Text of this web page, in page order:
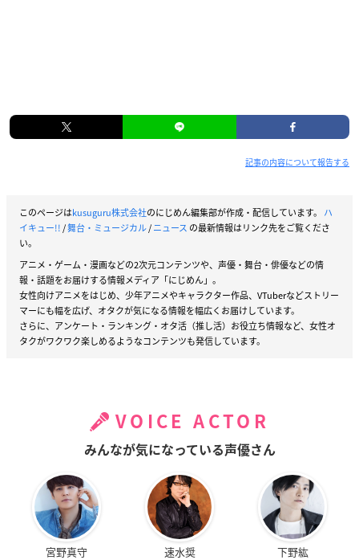
記事の内容について報告する
このページはkusuguru株式会社のにじめん編集部が作成・配信しています。 ハ
イキュー!!/舞台・ミュージカル/ニュース の最新情報はリンク先をご覧くださ
い。
アニメ・ゲーム・漫画などの2次元コンテンツや、声優・舞台・俳優などの情
報・話題をお届けする情報メディア「にじめん」。
女性向けアニメをはじめ、少年アニメやキャラクター作品、VTuberなどストリー
マーにも幅を広げ、オタクが気になる情報を幅広くお届けしています。
さらに、アンケート・ランキング・オタ活（推し活）お役立ち情報など、女性オ
タクがワクワク楽しめるようなコンテンツも発信しています。
VOICE ACTOR
みんなが気になっている声優さん
宮野真守 速水奨 下野紘